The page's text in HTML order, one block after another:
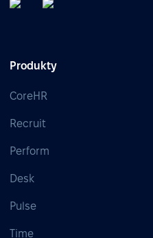
Produkty
CoreHR
Recruit
Perform
Desk
Pulse
Time